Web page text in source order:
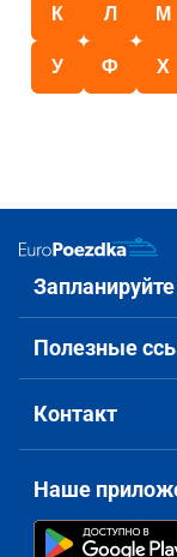
К Л М
У Ф Х
Полезные
Контакт
Наше